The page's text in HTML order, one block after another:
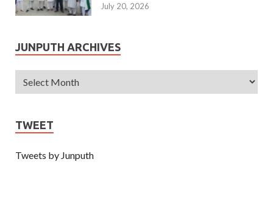
July 20, 2026
JUNPUTH ARCHIVES
TWEET
Tweets by Junputh